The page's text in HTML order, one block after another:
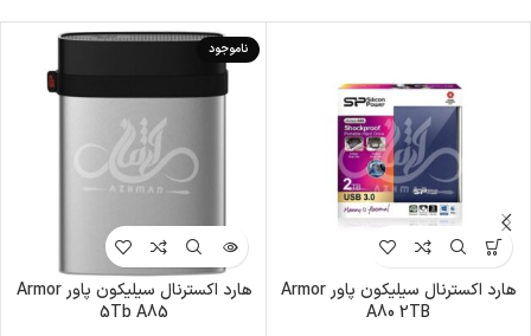
هارد اکسترنال سیلیکون پاور Armor
A80 2TB
ناموجود
هارد اکسترنال سیلیکون پاور Armor
5Tb A85